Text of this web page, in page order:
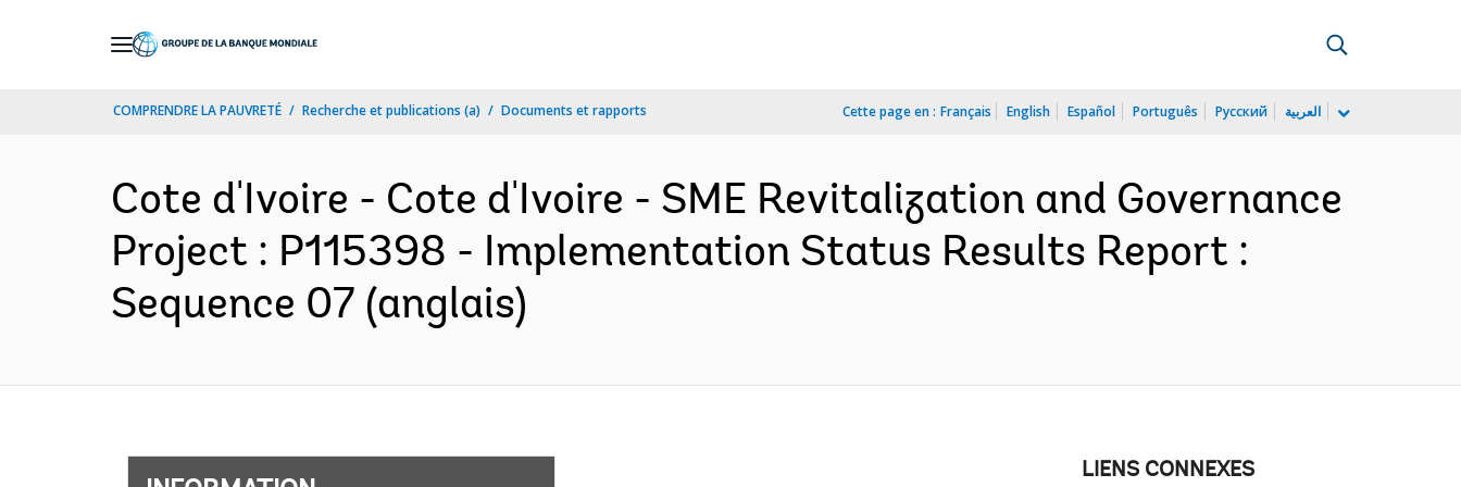
COMPRENDRE LA PAUVRETÉ Recherche et publications (a) Documents et rapports Cette page en : Français English Español Português Русский العربية
Cote d'Ivoire - Cote d'Ivoire - SME Revitalization and Governance
Project : P115398 - Implementation Status Results Report :
Sequence 07 (anglais)
LIENS CONNEXES